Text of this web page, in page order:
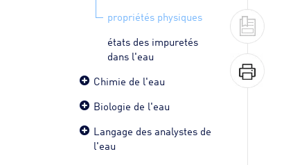
propriétés physiques
états des impuretés
dans l'eau
Chimie de l'eau
Biologie de l'eau
Langage des analystes de
l'eau